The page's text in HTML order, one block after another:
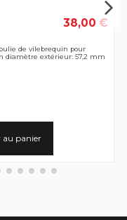
38,00 €
de vilebrequin pour
diamètre extérieur: 57,2 mm
au panier